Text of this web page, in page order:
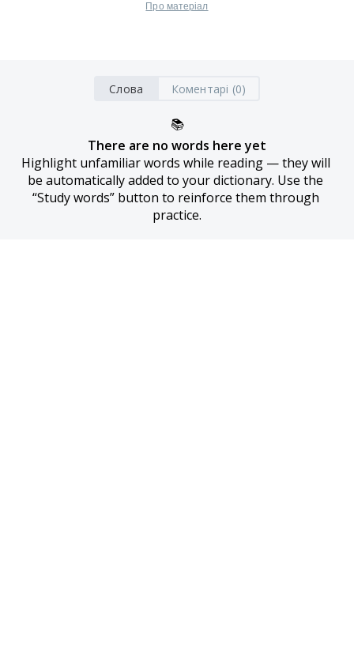
Про матеріал
Слова Коментарі (0)
📚
There are no words here yet
Highlight unfamiliar words while reading — they will
be automatically added to your dictionary. Use the
“Study words” button to reinforce them through
practice.